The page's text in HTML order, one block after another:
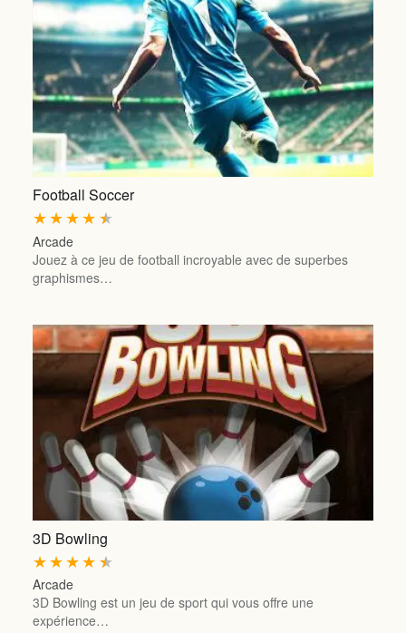
Football Soccer
★
★
★
★
★
Arcade
Jouez à ce jeu de football incroyable avec de superbes
graphismes…
3D Bowling
★
★
★
★
★
Arcade
3D Bowling est un jeu de sport qui vous offre une
expérience…